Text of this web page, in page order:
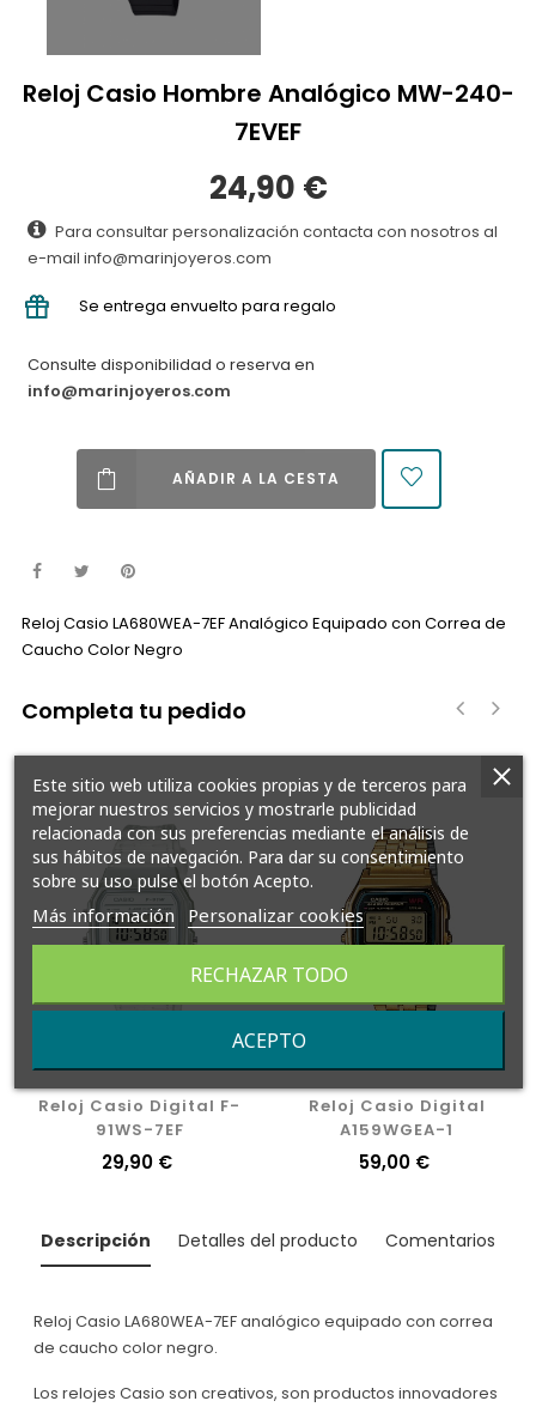
Reloj Casio Hombre Analógico MW-240-
7EVEF
24,90 €
Para consultar personalización contacta con nosotros al
e-mail info@marinjoyeros.com
Se entrega envuelto para regalo
Consulte disponibilidad o reserva en
info@marinjoyeros.com
AÑADIR A LA CESTA
Reloj Casio LA680WEA-7EF Analógico Equipado con Correa de
Caucho Color Negro
Completa tu pedido
Reloj Casio Digital F-
91WS-7EF
Precio
29,90 €
Reloj Casio Digital
A159WGEA-1
Precio
59,00 €
‹ ›
Descripción Detalles del producto Comentarios
Reloj Casio LA680WEA-7EF analógico equipado con correa
de caucho color negro.
Los relojes Casio son creativos, son productos innovadores
Este sitio web utiliza cookies propias y de terceros para
mejorar nuestros servicios y mostrarle publicidad
relacionada con sus preferencias mediante el análisis de
sus hábitos de navegación. Para dar su consentimiento
sobre su uso pulse el botón Acepto.
Más información Personalizar cookies
RECHAZAR TODO
ACEPTO